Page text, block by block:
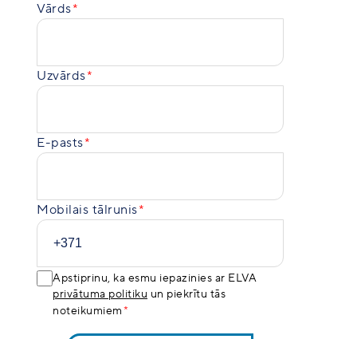
Vārds
Uzvārds
E-pasts
Mobilais tālrunis
Apstiprinu, ka esmu iepazinies ar ELVA
privātuma politiku un piekrītu tās
noteikumiem